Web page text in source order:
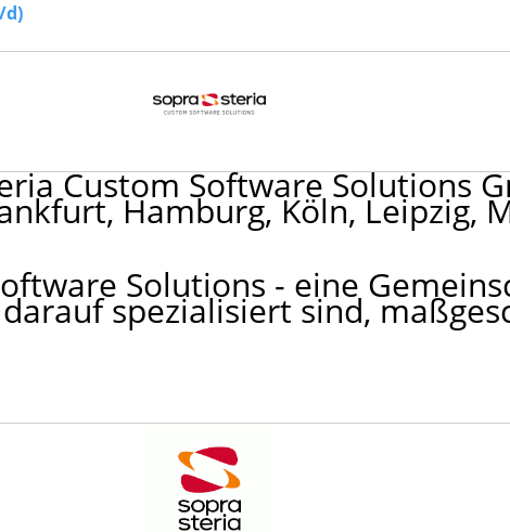
d)
Custom Software Solutions
Hamburg, Köln, Leipzig,
Solutions - eine
spezialisiert sind,